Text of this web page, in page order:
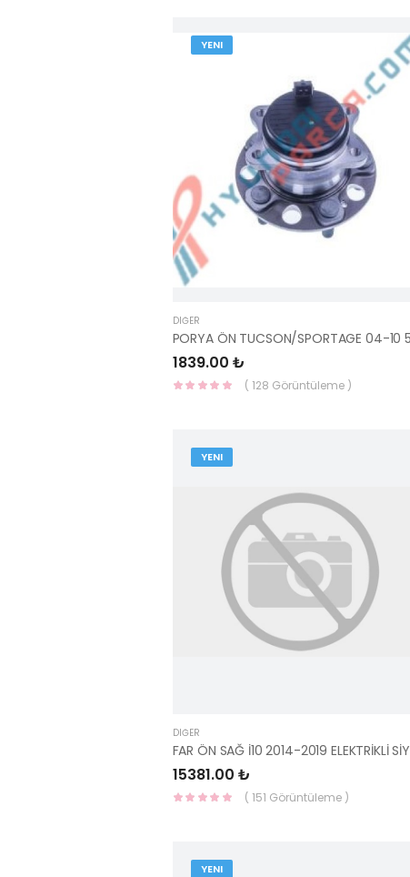
YENI
DIĞER
1839.00 ₺
( 128 Görüntüleme )
YENI
DIĞER
15381.00 ₺
( 151 Görüntüleme )
YENI